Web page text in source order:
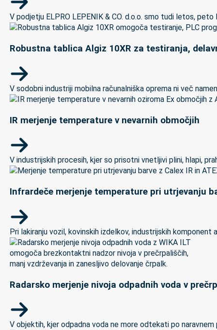
V podjetju ELPRO LEPENIK & CO. d.o.o. smo tudi letos,
Robustna tablica Algiz 10XR za testiranja,
V sodobni industriji mobilna računalniška oprema ni več
IR merjenje temperature v nevarnih območjih
V industrijskih procesih, kjer so prisotni vnetljivi plini, hlapi,
Infrardeče merjenje temperature pri utrjevanju
Pri lakiranju vozil, kovinskih izdelkov, industrijskih
Radarsko merjenje nivoja odpadnih voda v
V objektih, kjer odpadna voda ne more odtekati po